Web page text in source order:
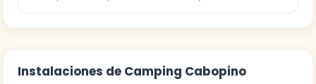
Instalaciones de Camping Cabopino